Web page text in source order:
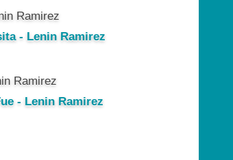
- Lenin Ramirez
- Lenin Ramirez